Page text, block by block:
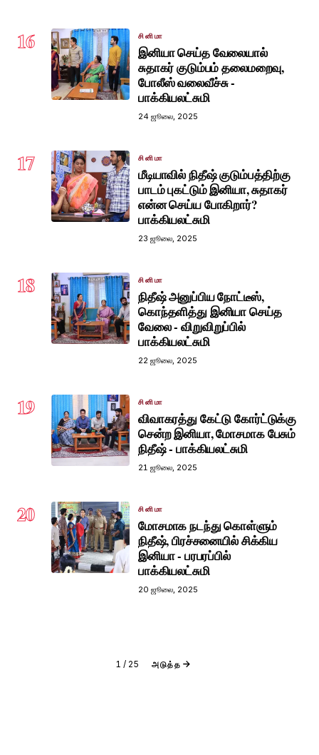
16 சினிமா
இனியா செய்த வேலையால்
சுதாகர் குடும்பம் தலைமறைவு,
போலீஸ் வலைவீச்சு -
பாக்கியலட்சுமி
24 ஜூலை, 2025
17 சினிமா
மீடியாவில் நிதீஷ் குடும்பத்திற்கு
பாடம் புகட்டும் இனியா, சுதாகர்
என்ன செய்ய போகிறார்?
பாக்கியலட்சுமி
23 ஜூலை, 2025
18 சினிமா
நிதீஷ் அனுப்பிய நோட்டீஸ்,
கொந்தளித்து இனியா செய்த
வேலை - விறுவிறுப்பில்
பாக்கியலட்சுமி
22 ஜூலை, 2025
19 சினிமா
விவாகரத்து கேட்டு கோர்ட்டுக்கு
சென்ற இனியா, மோசமாக பேசும்
நிதீஷ் - பாக்கியலட்சுமி
21 ஜூலை, 2025
20 சினிமா
மோசமாக நடந்து கொள்ளும்
நிதீஷ், பிரச்சனையில் சிக்கிய
இனியா - பரபரப்பில்
பாக்கியலட்சுமி
20 ஜூலை, 2025
1 / 25 அடுத்த